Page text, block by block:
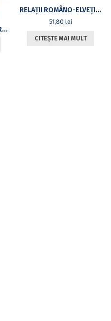
JEWISH WORLD AND CHRISTIAN NATION IN THE ROMANIAN SPACE FROM THE MIDDLE AGES TO THE CONTEMPORARY AGE
RELAȚII ROMÂNO-ELVEȚIENE. BIBLIOGRAFIE GENERALĂ
51,80 lei
CITEȘTE MAI MULT